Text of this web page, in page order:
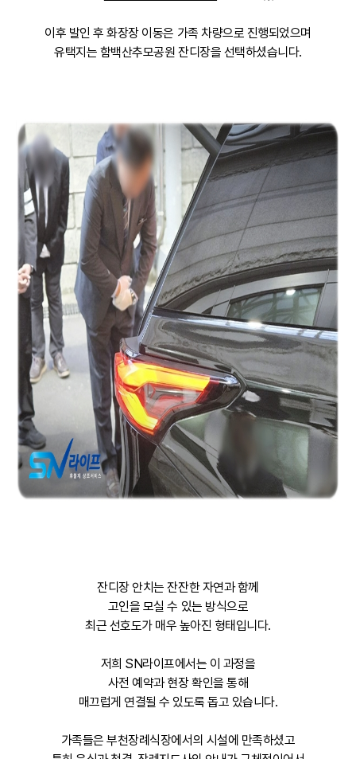
이후 발인 후 화장장 이동은 가족 차량으로 진행되었으며
유택지는 함백산추모공원 잔디장을 선택하셨습니다.
잔디장 안치는 잔잔한 자연과 함께
고인을 모실 수 있는 방식으로
최근 선호도가 매우 높아진 형태입니다.
저희 SN라이프에서는 이 과정을
사전 예약과 현장 확인을 통해
매끄럽게 연결될 수 있도록 돕고 있습니다.
가족들은 부천장례식장에서의 시설에 만족하셨고